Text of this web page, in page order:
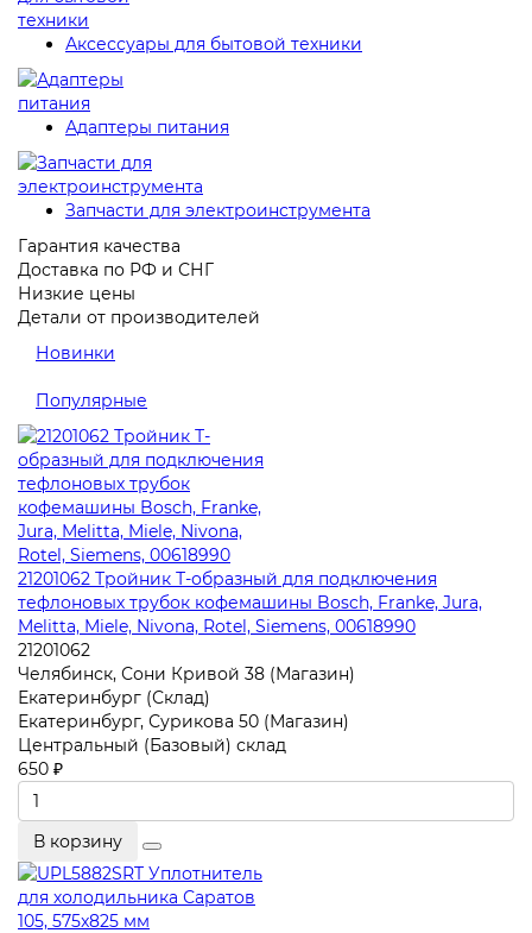
Аксессуары для бытовой техники
Адаптеры питания
Запчасти для электроинструмента
Гарантия качества
Доставка по РФ и СНГ
Низкие цены
Детали от производителей
Новинки
Популярные
21201062 Тройник Т-образный для подключения
тефлоновых трубок кофемашины Bosch, Franke, Jura,
Melitta, Miele, Nivona, Rotel, Siemens, 00618990
21201062
Челябинск, Сони Кривой 38 (Магазин)
Екатеринбург (Склад)
Екатеринбург, Сурикова 50 (Магазин)
Центральный (Базовый) склад
650 ₽
В корзину